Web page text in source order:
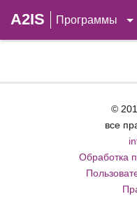
A2IS Программы
©
все
Обработка